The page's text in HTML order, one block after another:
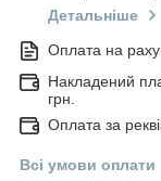
Детальніше
Оплата на
Накладений
грн.
Оплата за
Всі умови оплати